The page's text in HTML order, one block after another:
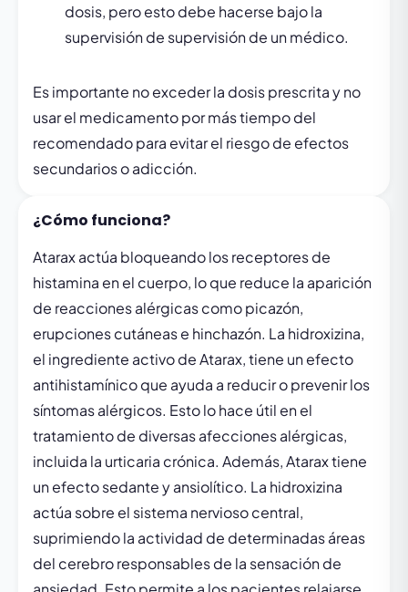
dosis, pero esto debe hacerse bajo la
supervisión de supervisión de un médico.
Es importante no exceder la dosis prescrita y no
usar el medicamento por más tiempo del
recomendado para evitar el riesgo de efectos
secundarios o adicción.
¿Cómo funciona?
Atarax actúa bloqueando los receptores de
histamina en el cuerpo, lo que reduce la aparición
de reacciones alérgicas como picazón,
erupciones cutáneas e hinchazón. La hidroxizina,
el ingrediente activo de Atarax, tiene un efecto
antihistamínico que ayuda a reducir o prevenir los
síntomas alérgicos. Esto lo hace útil en el
tratamiento de diversas afecciones alérgicas,
incluida la urticaria crónica. Además, Atarax tiene
un efecto sedante y ansiolítico. La hidroxizina
actúa sobre el sistema nervioso central,
suprimiendo la actividad de determinadas áreas
del cerebro responsables de la sensación de